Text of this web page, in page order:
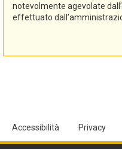
notevolmente agevolate
effettuato
Accessibilità Privacy